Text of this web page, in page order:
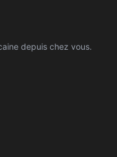
depuis chez vous.